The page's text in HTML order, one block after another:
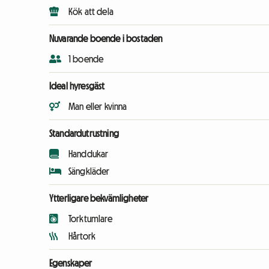
Kök att dela
Nuvarande boende i bostaden
1 boende
Ideal hyresgäst
Man eller kvinna
Standardutrustning
Handdukar
Sängkläder
Ytterligare bekvämligheter
Torktumlare
Hårtork
Egenskaper